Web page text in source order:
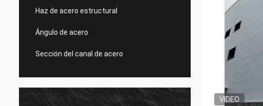
Haz de acero estructural
Ángulo de acero
Sección del canal de acero
VIDEO